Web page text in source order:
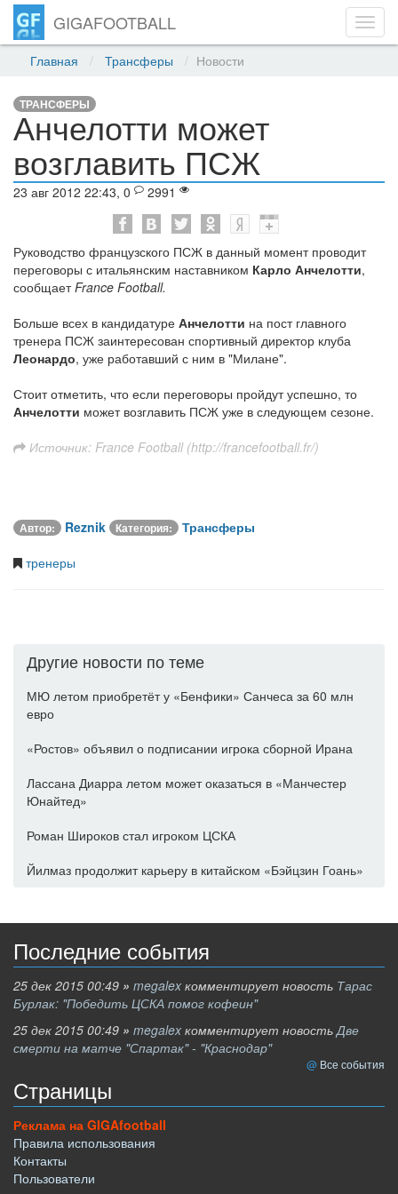
GIGAFOOTBALL
Главная Трансферы Новости
ТРАНСФЕРЫ
Анчелотти может
возглавить ПСЖ
23 авг 2012 22:43, 0 2991
Руководство французского ПСЖ в данный момент проводит
переговоры с итальянским наставником Карло Анчелотти,
сообщаетFrance Football.
Больше всех в кандидатуре Анчелотти на пост главного
тренера ПСЖ заинтересован спортивный директор клуба
Леонардо, уже работавший с ним в "Милане".
Стоит отметить, что если переговоры пройдут успешно, то
Анчелотти может возглавить ПСЖ уже в следующем сезоне.
Источник: France Football (http://francefootball.fr/)
Автор: Reznik Категория:
Трансферы
тренеры
Другие новости по теме
МЮ летом приобретёт у «Бенфики» Санчеса за 60 млн
евро
«Ростов» объявил о подписании игрока сборной Ирана
Лассана Диарра летом может оказаться в «Манчестер
Юнайтед»
Роман Широков стал игроком ЦСКА
Йилмаз продолжит карьеру в китайском «Бэйцзин Гоань»
Последние события
25 дек 2015 00:49 » megalex комментирует новость Тарас
Бурлак: "Победить ЦСКА помог кофеин"
25 дек 2015 00:49 » megalex комментирует новостьДве
смерти на матче "Спартак" - "Краснодар"
Все события
Страницы
Реклама на GIGAfootball
Правила использования
Контакты
Пользователи